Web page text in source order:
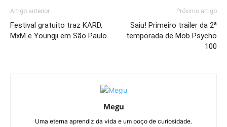
Artigo anterior
Festival gratuito traz KARD,
MxM e Youngji em São Paulo
Próximo artigo
Saiu! Primeiro trailer da 2ª
temporada de Mob Psycho
100
Megu
Uma eterna aprendiz da vida e um poço de curiosidade.